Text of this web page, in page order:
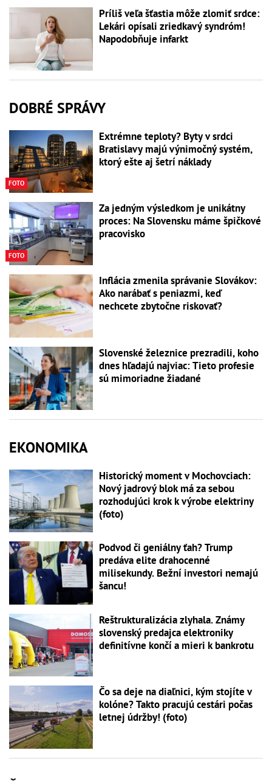
Príliš veľa šťastia môže zlomiť srdce:
Lekári opísali zriedkavý syndróm!
Napodobňuje infarkt
DOBRÉ SPRÁVY
FOTO
Extrémne teploty? Byty v srdci
Bratislavy majú výnimočný systém,
ktorý ešte aj šetrí náklady
FOTO
Za jedným výsledkom je unikátny
proces: Na Slovensku máme špičkové
pracovisko
Inflácia zmenila správanie Slovákov:
Ako narábať s peniazmi, keď
nechcete zbytočne riskovať?
Slovenské železnice prezradili, koho
dnes hľadajú najviac: Tieto profesie
sú mimoriadne žiadané
EKONOMIKA
Historický moment v Mochovciach:
Nový jadrový blok má za sebou
rozhodujúci krok k výrobe elektriny
(foto)
Podvod či geniálny ťah? Trump
predáva elite drahocenné
milisekundy. Bežní investori nemajú
šancu!
Reštrukturalizácia zlyhala. Známy
slovenský predajca elektroniky
definitívne končí a mieri k bankrotu
Čo sa deje na diaľnici, kým stojíte v
kolóne? Takto pracujú cestári počas
letnej údržby! (foto)